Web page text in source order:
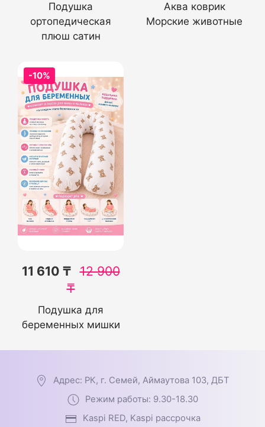
Подушка
ортопедическая
плюш сатин
Аква коврик
Морские животные
-10%
11 610 ₸ 12 900
₸
Подушка для
беременных мишки
Адрес: РК, г. Семей, Аймаутова 103, ДБТ
Режим работы: 9.30-18.30
Kaspi RED, Kaspi рассрочка